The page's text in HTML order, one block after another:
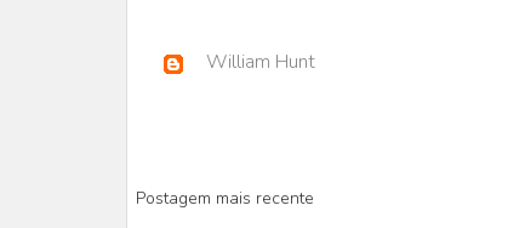
William Hunt
Postagem mais recente